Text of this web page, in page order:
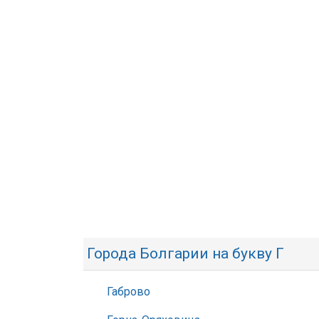
Города Болгарии на букву Г
Габрово